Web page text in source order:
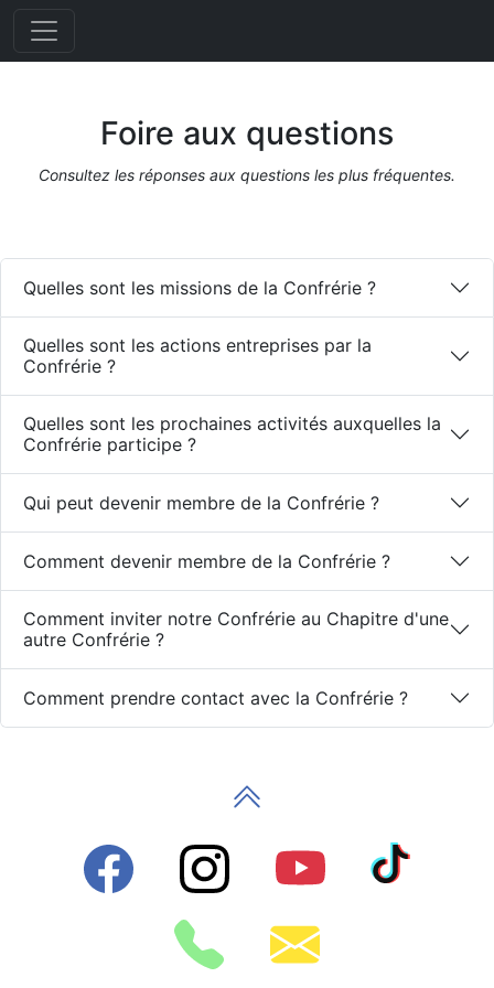
Foire aux questions
Consultez les réponses aux questions les plus fréquentes.
Quelles sont les missions de la Confrérie ?
Quelles sont les actions entreprises par la
Confrérie ?
Quelles sont les prochaines activités auxquelles la
Confrérie participe ?
Qui peut devenir membre de la Confrérie ?
Comment devenir membre de la Confrérie ?
Comment inviter notre Confrérie au Chapitre d'une
autre Confrérie ?
Comment prendre contact avec la Confrérie ?